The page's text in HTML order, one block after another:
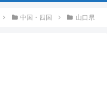
中国・四国 山口県